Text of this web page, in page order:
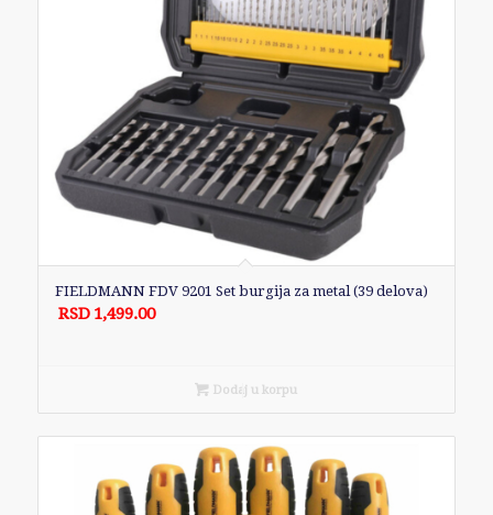
FIELDMANN FDV 9201 Set burgija za metal (39 delova)
RSD 1,499.00
Dodaj u korpu